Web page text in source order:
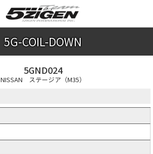
5G-COIL-DOWN
5GND024
NISSAN ステージア（M35）